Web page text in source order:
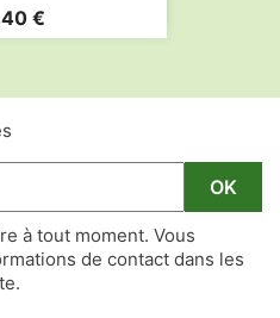
€
à tout moment. Vous
de contact dans les